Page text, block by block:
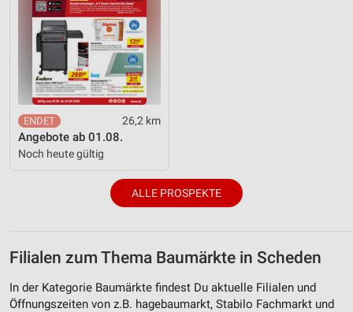
26,2 km
Angebote ab 01.08.
Noch heute gültig
ALLE PROSPEKTE
Filialen zum Thema Baumärkte in Scheden
In der Kategorie Baumärkte findest Du aktuelle Filialen und
Öffnungszeiten von z.B. hagebaumarkt, Stabilo Fachmarkt und